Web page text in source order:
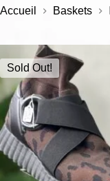
Accueil Baskets
Sold Out!